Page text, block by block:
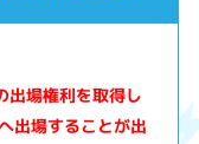
場権利を取得し
出場することが出